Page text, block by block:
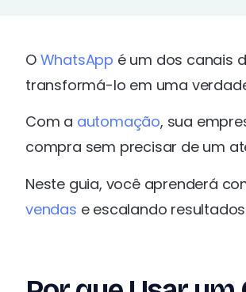
O WhatsApp é um dos canais
transformá-lo em uma
Com a automação, sua
compra sem precisar de um
Neste guia, você aprenderá
vendas e escalando